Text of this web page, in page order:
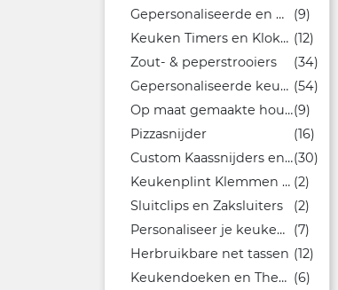
Gepersonaliseerde en Herbruikbare Afvalzakken
(9)
Keuken Timers en Klokken (12)
Zout- & peperstrooiers
(34)
Gepersonaliseerde keukengereedschappen (54)
Op maat gemaakte houten lepels(9)
Pizzasnijder
(16)
Custom Kaassnijders en Kaasplanken(30)
Keukenplint Klemmen en Clips (2)
Sluitclips en Zaksluiters
(2)
Personaliseer je keuken met unieke keukenvormen
(7)
Herbruikbare net tassen (12)
Keukendoeken en Theedoeken (6)